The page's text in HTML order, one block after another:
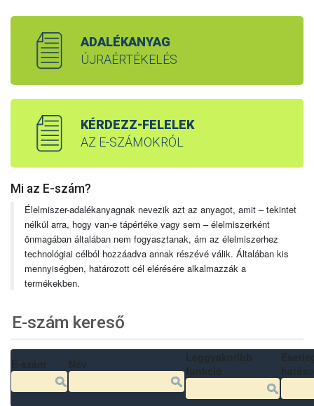
ADALÉKANYAG
ÚJRAÉRTÉKELÉS
KÉRDEZZ-FELELEK
AZ E-SZÁMOKRÓL
Mi az E-szám?
Élelmiszer-adalékanyagnak nevezik azt az anyagot, amit – tekintet
nélkül arra, hogy van-e tápértéke vagy sem – élelmiszerként
önmagában általában nem fogyasztanak, ám az élelmiszerhez
technológiai célból hozzáadva annak részévé válik. Általában kis
mennyiségben, határozott cél elérésére alkalmazzák a
termékekben.
E-szám kereső